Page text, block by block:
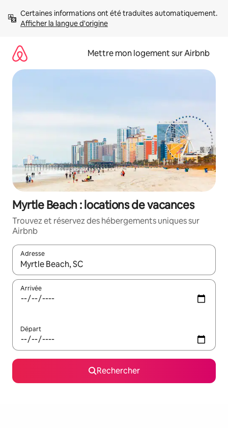
directement
Afficher la langue d'origine
Mettre mon logement sur Airbnb
Myrtle Beach : locations de vacances
Trouvez et réservez des hébergements uniques sur
Airbnb
Adresse
Lorsque les résultats s'affichent, utilisez les flèches vers le
Arrivée
Départ
Rechercher